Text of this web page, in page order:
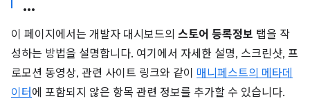
이 페이지에서는 개발자 대시보드의 스토어 등록정보 탭을 작
성하는 방법을 설명합니다. 여기에서 자세한 설명, 스크린샷, 프
로모션 동영상, 관련 사이트 링크와 같이 매니페스트의 메타데
이터 에 포함되지 않은 항목 관련 정보를 추가할 수 있습니다.